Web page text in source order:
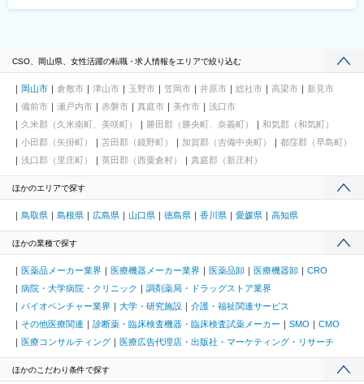
CSO、岡山県、女性活躍の転職・求人情報をエリアで絞り込む
岡山市 倉敷市 津山市 玉野市 笠岡市 井原市 総社市 高梁市
新見市
備前市
瀬戸内市 赤磐市 真庭市 美作市
浅口市
久米郡（久米南町、美咲町）
勝田郡（勝央町、奈義町）
和気郡（和気町）
小田郡（矢掛町）
苫田郡（鏡野町） 加賀郡（吉備中央町）
都窪郡（早島町）
浅口郡（里庄町）
英田郡（西粟倉村） 真庭郡（新庄村）
ほかのエリアで探す
鳥取県 島根県 広島県 山口県 徳島県 香川県 愛媛県 高知県
ほかの業種で探す
医薬品メーカー業界 医療機器メーカー業界 医薬品卸 医療機器卸
CRO
病院・大学病院・クリニック
調剤薬局・ドラッグストア業界
バイオベンチャー業界
大学・研究施設
介護・福祉関連サービス
その他医療関連
診断薬・臨床検査機器・臨床検査試薬メーカー SMO
CMO
医療コンサルティング
医療広告代理店・出版社・マーケティング・リサーチ
ほかのこだわり条件で探す